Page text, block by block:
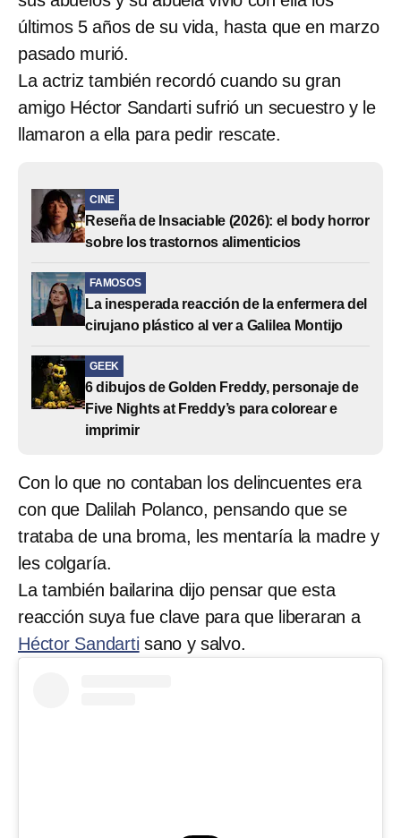
últimos 5 años de su vida, hasta que en marzo
pasado murió.
La actriz también recordó cuando su gran
amigo Héctor Sandarti sufrió un secuestro y le
llamaron a ella para pedir rescate.
CINE
Reseña de Insaciable (2026): el body horror
sobre los trastornos alimenticios
FAMOSOS
La inesperada reacción de la enfermera del
cirujano plástico al ver a Galilea Montijo
GEEK
6 dibujos de Golden Freddy, personaje de
Five Nights at Freddy’s para colorear e
imprimir
Con lo que no contaban los delincuentes era
con que Dalilah Polanco, pensando que se
trataba de una broma, les mentaría la madre y
les colgaría.
La también bailarina dijo pensar que esta
reacción suya fue clave para que liberaran a
Héctor Sandarti sano y salvo.